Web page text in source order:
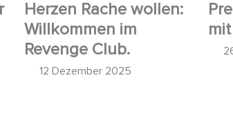
Herzen Rache wollen:
Willkommen im
Revenge Club.
12 Dezember 2025